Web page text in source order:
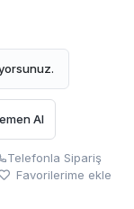
Al
Telefonla Sipariş
Favorilerime ekle